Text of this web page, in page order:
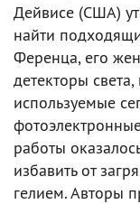
Дейвисе (США)
найти
Ференца, его
детекторы
используемые
работы
избавить от
гелием. Авторы